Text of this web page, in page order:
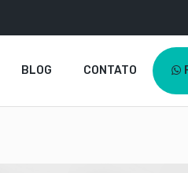
BLOG CONTATO